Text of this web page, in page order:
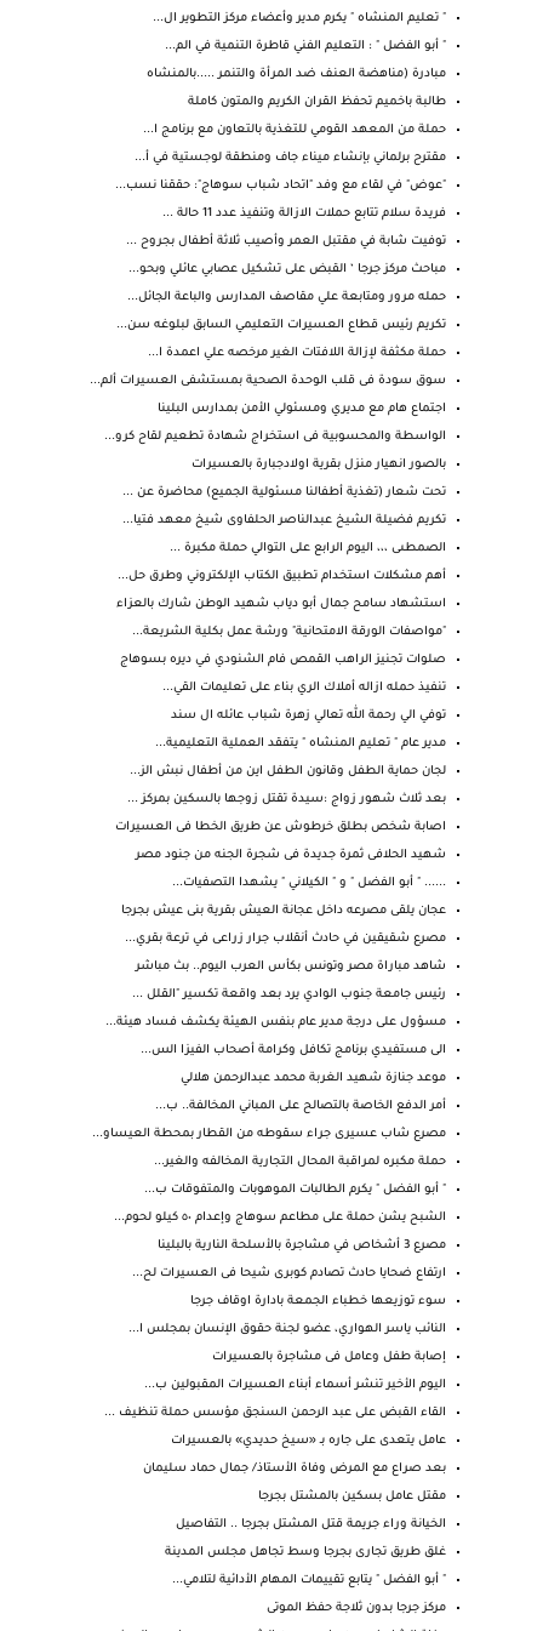
" تعليم المنشاه " يكرم مدير وأعضاء مركز التطوير ال...
" أبو الفضل " : التعليم الفني قاطرة التنمية في الم...
مبادرة (مناهضة العنف ضد المرأة والتنمر .....بالمنشاه
طالبة باخميم تحفظ القران الكريم والمتون كاملة
حملة من المعهد القومي للتغذية بالتعاون مع برنامج ا...
مقترح برلماني بإنشاء ميناء جاف ومنطقة لوجستية في أ...
"عوض" في لقاء مع وفد "اتحاد شباب سوهاج": حققنا نسب...
فريدة سلام تتابع حملات الازالة وتنفيذ عدد 11 حالة ...
توفيت شابة في مقتبل العمر وأصيب ثلاثة أطفال بجروح ...
مباحث مركز جرجا ‘ القبض على تشكيل عصابي عائلي وبحو...
حمله مرور ومتابعة علي مقاصف المدارس والباعة الجائل...
تكريم رئيس قطاع العسيرات التعليمي السابق لبلوغه سن...
حملة مكثفة لإزالة اللافتات الغير مرخصه علي اعمدة ا...
سوق سودة فى قلب الوحدة الصحية بمستشفى العسيرات ألم...
اجتماع هام مع مديري ومسئولي الأمن بمدارس البلينا
الواسطة والمحسوبية فى استخراج شهادة تطعيم لقاح كرو...
بالصور انهيار منزل بقرية اولادجبارة بالعسيرات
تحت شعار (تغذية أطفالنا مسئولية الجميع) محاضرة عن ...
تكريم فضيلة الشيخ عبدالناصر الحلفاوى شيخ معهد فتيا...
الصمطىى ،،، اليوم الرابع على التوالي حملة مكبرة ...
أهم مشكلات استخدام تطبيق الكتاب الإلكتروني وطرق حل...
استشهاد سامح جمال أبو دياب شهيد الوطن شارك بالعزاء
"مواصفات الورقة الامتحانية" ورشة عمل بكلية الشريعة...
صلوات تجنيز الراهب القمص فام الشنودي في ديره بسوهاج
تنفيذ حمله ازاله أملاك الري بناء على تعليمات القي...
توفي الي رحمة الله تعالي زهرة شباب عائله ال سند
مدير عام " تعليم المنشاه " يتفقد العملية التعليمية...
لجان حماية الطفل وقانون الطفل اين من أطفال نبش الز...
بعد ثلاث شهور زواج :سيدة تقتل زوجها بالسكين بمركز ...
اصابة شخص بطلق خرطوش عن طريق الخطا فى العسيرات
شهيد الحلافى ثمرة جديدة فى شجرة الجنه من جنود مصر
...... " أبو الفضل " و " الكيلاني " يشهدا التصفيات...
عجان يلقى مصرعه داخل عجانة العيش بقرية بنى عيش بجرجا
مصرع شقيقين في حادث أنقلاب جرار زراعى في ترعة بقري...
شاهد مباراة مصر وتونس بكأس العرب اليوم.. بث مباشر
رئيس جامعة جنوب الوادي يرد بعد واقعة تكسير "القلل ...
مسؤول على درجة مدير عام بنفس الهيئة يكشف فساد هيئة...
الى مستفيدي برنامج تكافل وكرامة أصحاب الفيزا الس...
موعد جنازة شهيد الغربة محمد عبدالرحمن هلالي
أمر الدفع الخاصة بالتصالح على المباني المخالفة.. ب...
مصرع شاب عسيرى جراء سقوطه من القطار بمحطة العيساو...
حملة مكبره لمراقبة المحال التجارية المخالفه والغير...
" أبو الفضل " يكرم الطالبات الموهوبات والمتفوقات ب...
الشبح يشن حملة على مطاعم سوهاج وإعدام ٥٠ كيلو لحوم...
مصرع 3 أشخاص في مشاجرة بالأسلحة النارية بالبلينا
ارتفاع ضحايا حادث تصادم كوبرى شيحا فى العسيرات لح...
سوء توزيعها خطباء الجمعة بادارة اوقاف جرجا
النائب ياسر الهواري، عضو لجنة حقوق الإنسان بمجلس ا...
إصابة طفل وعامل فى مشاجرة بالعسيرات
اليوم الأخير تنشر أسماء أبناء العسيرات المقبولين ب...
القاء القبض على عبد الرحمن السنجق مؤسس حملة تنظيف ...
عامل يتعدى على جاره بـ «سيخ حديدي» بالعسيرات
بعد صراع مع المرض وفاة الأستاذ/ جمال حماد سليمان
مقتل عامل بسكين بالمشتل بجرجا
الخيانة وراء جريمة قتل المشتل بجرجا .. التفاصيل
غلق طريق تجارى بجرجا وسط تجاهل مجلس المدينة
" أبو الفضل " يتابع تقييمات المهام الأدائية لتلامي...
مركز جرجا بدون ثلاجة حفظ الموتى